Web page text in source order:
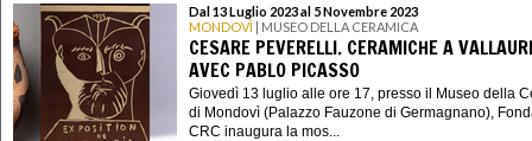
Dal 13 Luglio 2023 al 5 Novembre 2023
MONDOVÌ | MUSEO DELLA CERAMICA
CESARE PEVERELLI. CERAMICHE A
AVEC PABLO PICASSO
Giovedì 13 luglio alle ore 17, presso il Museo della
di Mondovì (Palazzo Fauzone di Germagnano),
CRC inaugura la mos...